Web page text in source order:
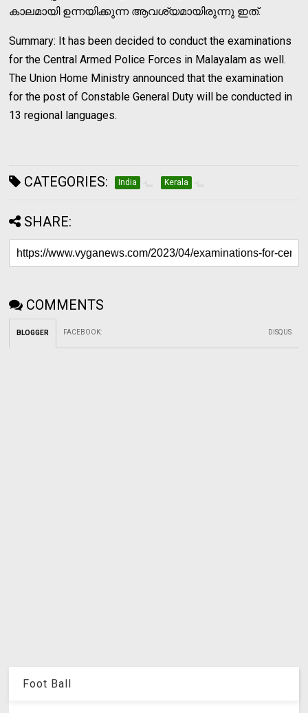
കാലമായി ഉന്നയിക്കുന്ന ആവശ്യമായിരുന്നു ഇത്.
Summary: It has been decided to conduct the examinations
for the Central Armed Police Forces in Malayalam as well.
The Union Home Ministry announced that the examination
for the post of Constable General Duty will be conducted in
13 regional languages.
CATEGORIES: India Kerala
SHARE:
COMMENTS
BLOGGER FACEBOOK: DISQUS
Foot Ball